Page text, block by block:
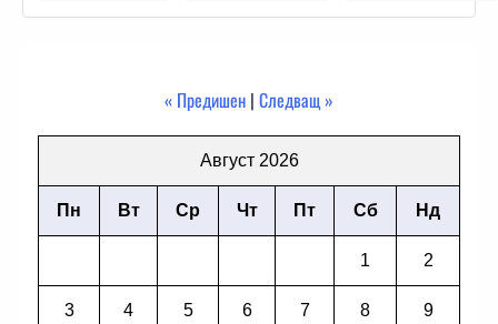
« Предишен | Следващ »
Август 2026
Пн Вт Ср Чт Пт Сб Нд
1 2
3 4 5 6 7 8 9